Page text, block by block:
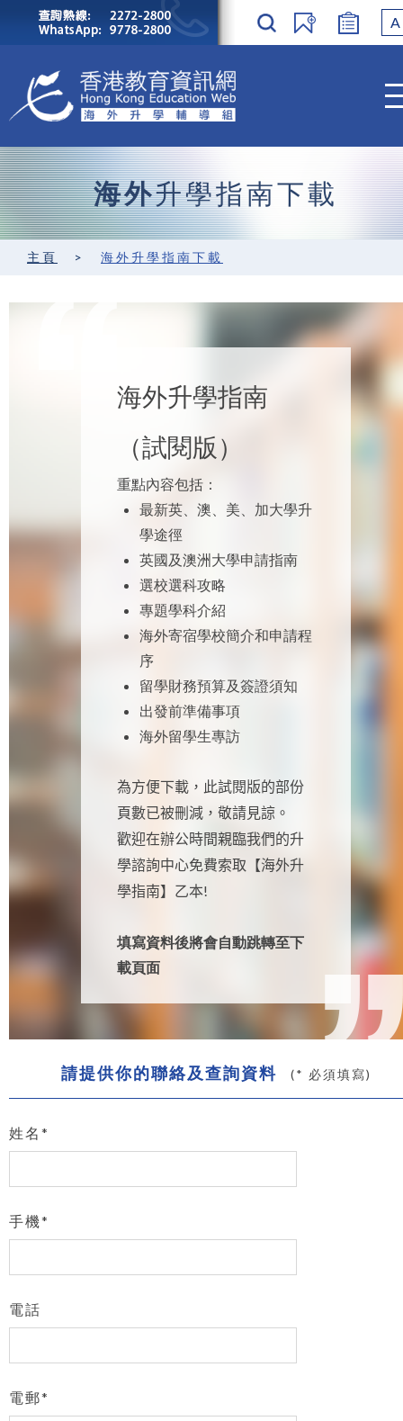
A
海外升學指南下載
主頁 > 海外升學指南下載
海外升學指南
（試閱版）
重點內容包括：
最新英、澳、美、加大學升
學途徑
英國及澳洲大學申請指南
選校選科攻略
專題學科介紹
海外寄宿學校簡介和申請程
序
留學財務預算及簽證須知
出發前準備事項
海外留學生專訪
為方便下載，此試閱版的部份
頁數已被刪減，敬請見諒。
歡迎在辦公時間親臨我們的升
學諮詢中心免費索取【海外升
學指南】乙本!
填寫資料後將會自動跳轉至下
載頁面
請提供你的聯絡及查詢資料 (* 必須填寫)
姓名*
手機*
電話
電郵*